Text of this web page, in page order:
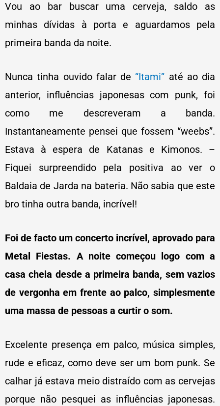
Vou ao bar buscar uma cerveja, saldo as
minhas dívidas à porta e aguardamos pela
primeira banda da noite.
Nunca tinha ouvido falar de “Itami” até ao dia
anterior, influências japonesas com punk, foi
como me descreveram a banda.
Instantaneamente pensei que fossem “weebs”.
Estava à espera de Katanas e Kimonos. –
Fiquei surpreendido pela positiva ao ver o
Baldaia de Jarda na bateria. Não sabia que este
bro tinha outra banda, incrível!
Foi de facto um concerto incrível, aprovado para
Metal Fiestas. A noite começou logo com a
casa cheia desde a primeira banda, sem vazios
de vergonha em frente ao palco, simplesmente
uma massa de pessoas a curtir o som.
Excelente presença em palco, música simples,
rude e eficaz, como deve ser um bom punk. Se
calhar já estava meio distraído com as cervejas
porque não pesquei as influências japonesas.